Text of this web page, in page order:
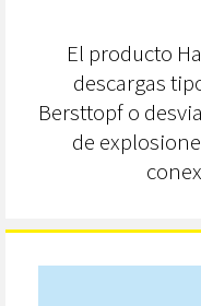
El producto
descargas
Bersttopf o
de